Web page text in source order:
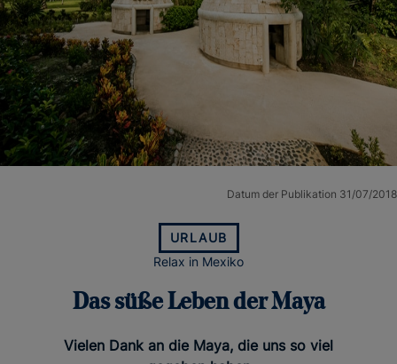
Datum der Publikation 31/07/2018
URLAUB
Relax in Mexiko
Das süße Leben der Maya
Vielen Dank an die Maya, die uns so viel